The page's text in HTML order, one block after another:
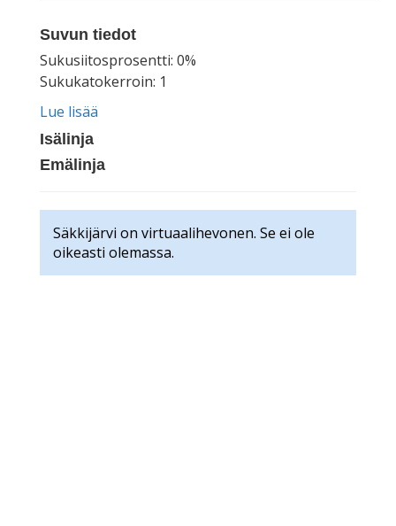
Suvun tiedot
Sukusiitosprosentti: 0%
Sukukatokerroin: 1
Lue lisää
Isälinja
Emälinja
Säkkijärvi on virtuaalihevonen. Se ei ole
oikeasti olemassa.